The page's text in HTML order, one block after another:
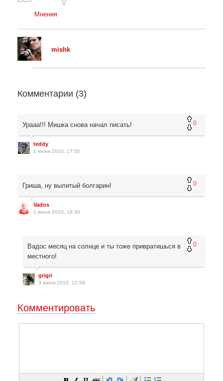
Мнения
mishk
Комментарии (3)
0
Урааа!!! Мишка снова начал писать!
teddy
1 июня 2010, 17:50
0
Гриша, ну вылитый болгарин!
Vados
1 июня 2010, 18:40
0
Вадос месяц на солнце и ты тоже привратишься в
местного!
grigri
3 июня 2010, 22:58
Комментировать